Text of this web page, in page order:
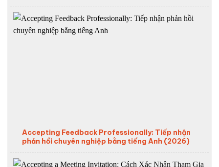
Accepting Feedback Professionally: Tiếp nhận
phản hồi chuyên nghiệp bằng tiếng Anh (2026)